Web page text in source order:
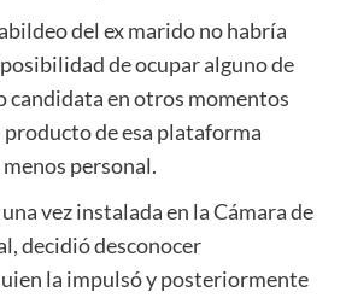
del ex marido no habría
de ocupar alguno de
candidata en otros momentos
de esa plataforma
personal.
vez instalada en la Cámara de
decidió desconocer
la impulsó y posteriormente